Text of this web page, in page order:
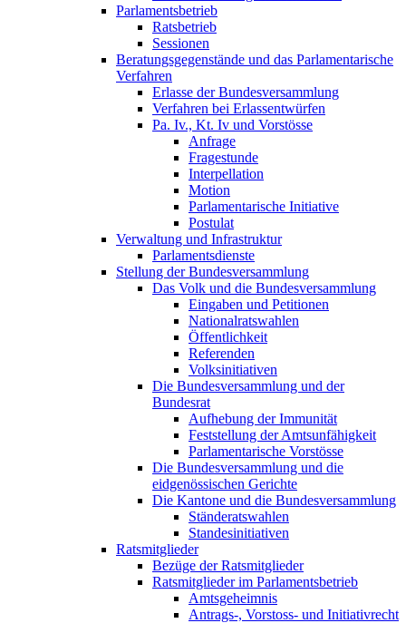
Parlamentsbetrieb
Ratsbetrieb
Sessionen
Beratungsgegenstände und das Parlamentarische
Verfahren
Erlasse der Bundesversammlung
Verfahren bei Erlassentwürfen
Pa. Iv., Kt. Iv und Vorstösse
Anfrage
Fragestunde
Interpellation
Motion
Parlamentarische Initiative
Postulat
Verwaltung und Infrastruktur
Parlamentsdienste
Stellung der Bundesversammlung
Das Volk und die Bundesversammlung
Eingaben und Petitionen
Nationalratswahlen
Öffentlichkeit
Referenden
Volksinitiativen
Die Bundesversammlung und der
Bundesrat
Aufhebung der Immunität
Feststellung der Amtsunfähigkeit
Parlamentarische Vorstösse
Die Bundesversammlung und die
eidgenössischen Gerichte
Die Kantone und die Bundesversammlung
Ständeratswahlen
Standesinitiativen
Ratsmitglieder
Bezüge der Ratsmitglieder
Ratsmitglieder im Parlamentsbetrieb
Amtsgeheimnis
Antrags-, Vorstoss- und Initiativrecht